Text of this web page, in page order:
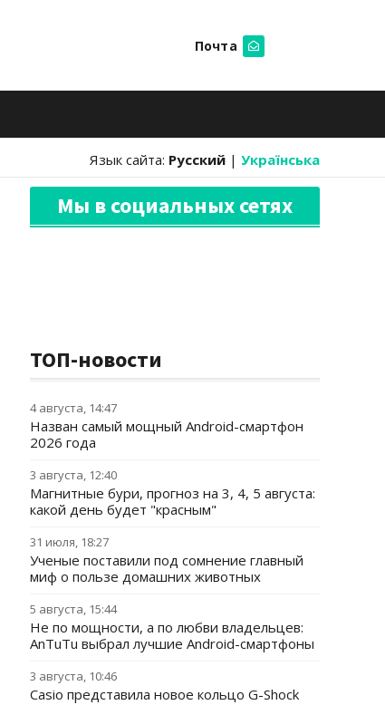
Почта
Язык сайта: Русский | Українська
Мы в социальных сетях
ТОП-новости
4 августа, 14:47
Назван самый мощный Android-смартфон
2026 года
3 августа, 12:40
Магнитные бури, прогноз на 3, 4, 5 августа:
какой день будет "красным"
31 июля, 18:27
Ученые поставили под сомнение главный
миф о пользе домашних животных
5 августа, 15:44
Не по мощности, а по любви владельцев:
AnTuTu выбрал лучшие Android-смартфоны
3 августа, 10:46
Casio представила новое кольцо G-Shock